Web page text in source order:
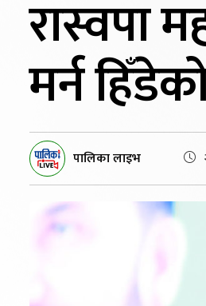
रास्वपा
मर्न
पालिका लाइभ